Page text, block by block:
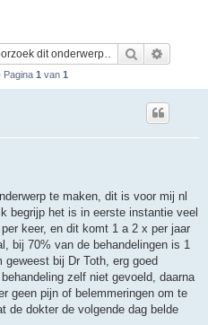
Zoek
Pagina 1 van 1
te maken, dit is voor mij nl
begrijp het is in eerste instantie veel
keer, en dit komt 1 a 2 x per jaar
bij 70% van de behandelingen is 1
bij Dr Toth, erg goed
zelf niet gevoeld, daarna
geen pijn of belemmeringen om te
de dokter de volgende dag belde